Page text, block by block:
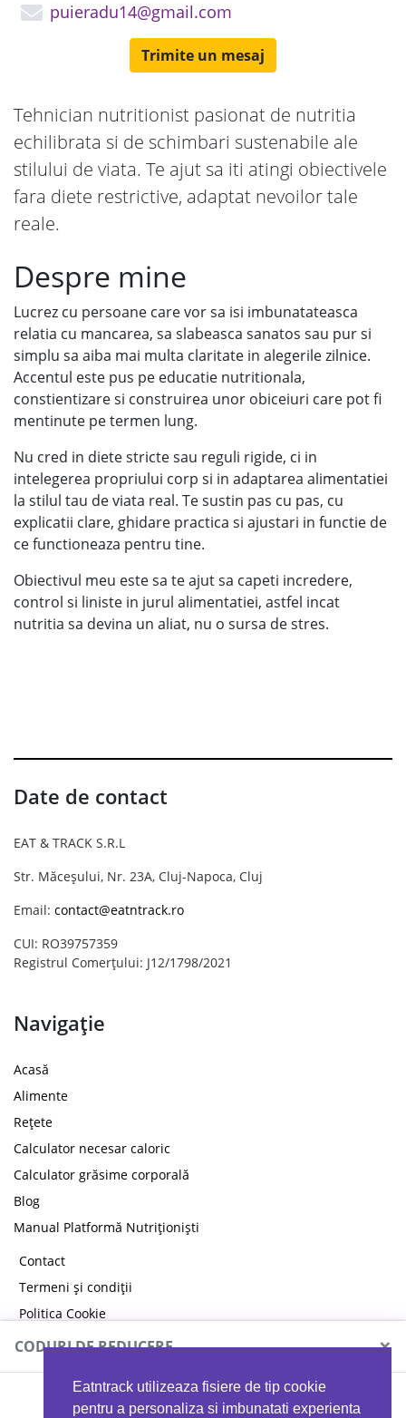
Eatntrack utilizeaza fisiere de tip cookie
pentru a personaliza si imbunatati experienta
puieradu14@gmail.com
Trimite un mesaj
Tehnician nutritionist pasionat de nutritia
echilibrata si de schimbari sustenabile ale
stilului de viata. Te ajut sa iti atingi obiectivele
fara diete restrictive, adaptat nevoilor tale
reale.
Despre mine
Lucrez cu persoane care vor sa isi imbunatateasca
relatia cu mancarea, sa slabeasca sanatos sau pur si
simplu sa aiba mai multa claritate in alegerile zilnice.
Accentul este pus pe educatie nutritionala,
constientizare si construirea unor obiceiuri care pot fi
mentinute pe termen lung.
Nu cred in diete stricte sau reguli rigide, ci in
intelegerea propriului corp si in adaptarea alimentatiei
la stilul tau de viata real. Te sustin pas cu pas, cu
explicatii clare, ghidare practica si ajustari in functie de
ce functioneaza pentru tine.
Obiectivul meu este sa te ajut sa capeti incredere,
control si liniste in jurul alimentatiei, astfel incat
nutritia sa devina un aliat, nu o sursa de stres.
Date de contact
EAT & TRACK S.R.L
Str. Măceșului, Nr. 23A, Cluj-Napoca, Cluj
Email: contact@eatntrack.ro
CUI: RO39757359
Registrul Comerțului: J12/1798/2021
Navigație
Acasă
Alimente
Rețete
Calculator necesar caloric
Calculator grăsime corporală
Blog
Manual Platformă Nutriționiști
Contact
Termeni și condiții
Politica Cookie
Politica de confidențialitate
CODURI DE REDUCERE ×